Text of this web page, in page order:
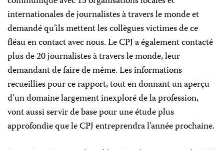
internationales de journalistes à travers le monde et
demandé qu’ils mettent les collègues victimes de ce
fléau en contact avec nous. Le CPJ a également contacté
plus de 20 journalistes à travers le monde, leur
demandant de faire de même. Les informations
recueillies pour ce rapport, tout en donnant un aperçu
d’un domaine largement inexploré de la profession,
vont aussi servir de base pour une étude plus
approfondie que le CPJ entreprendra l’année prochaine.